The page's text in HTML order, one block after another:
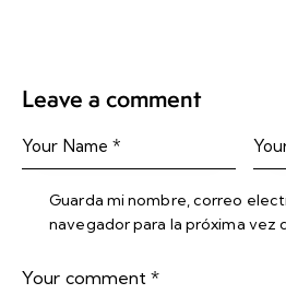
Leave a comment
Guarda mi nombre, correo
navegador para la próxima vez